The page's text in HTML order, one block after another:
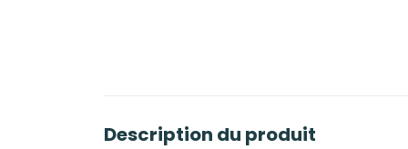
Description du produit